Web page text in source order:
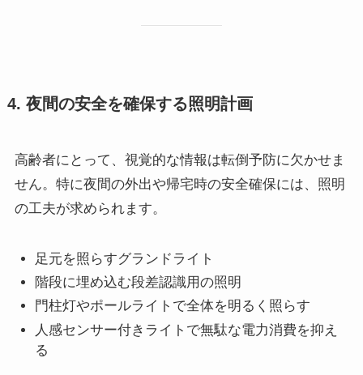
4. 夜間の安全を確保する照明計画
高齢者にとって、視覚的な情報は転倒予防に欠かせま
せん。特に夜間の外出や帰宅時の安全確保には、照明
の工夫が求められます。
足元を照らすグランドライト
階段に埋め込む段差認識用の照明
門柱灯やポールライトで全体を明るく照らす
人感センサー付きライトで無駄な電力消費を抑え
る